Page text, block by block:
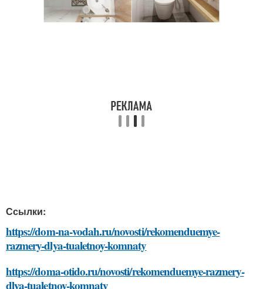
Ссылки:
https://dom-na-vodah.ru/novosti/rekomenduemye-
razmery-dlya-tualetnoy-komnaty
https://doma-otido.ru/novosti/rekomenduemye-razmery-
dlya-tualetnoy-komnaty